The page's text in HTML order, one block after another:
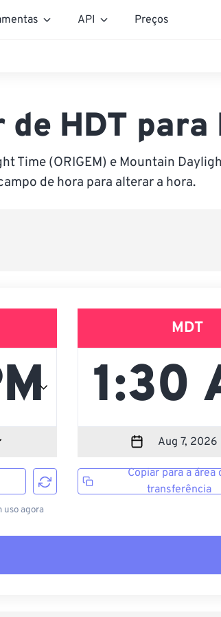
API Preços
de HDT para
Time (ORIGEM) e Mountain
de hora para alterar a hora.
uso agora
MDT
Copiar para a área
transferência